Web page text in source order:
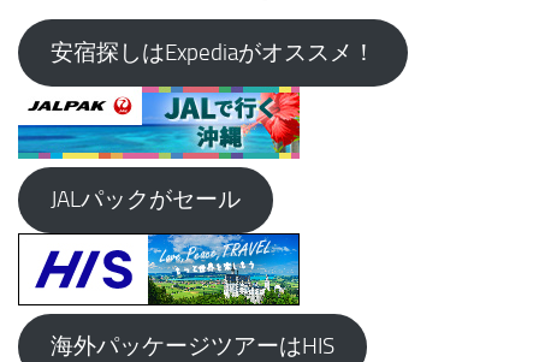
安宿探しはExpediaがオススメ！
JALパックがセール
海外パッケージツアーはHIS